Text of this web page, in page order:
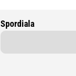
Spordiala